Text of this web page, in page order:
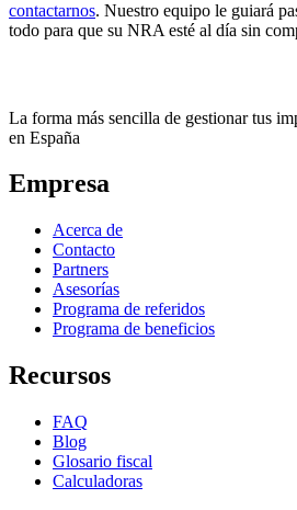
contactarnos. Nuestro equipo le guiará
todo para que su NRA esté al día sin
La forma más sencilla de gestionar tus
en España
Empresa
Acerca de
Contacto
Partners
Asesorías
Programa de referidos
Programa de beneficios
Recursos
FAQ
Blog
Glosario fiscal
Calculadoras